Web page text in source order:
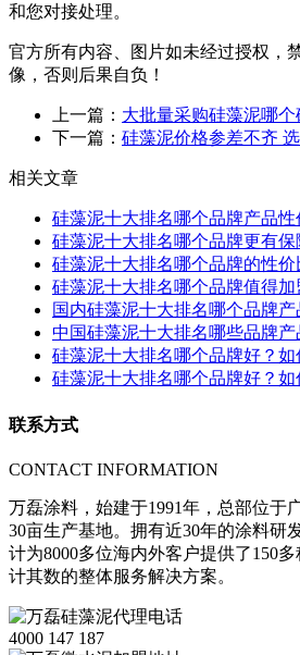
和您对接处理。
官方所有内容、图片如未经过授权，
像，否则后果自负！
上一篇： 大批量采购硅藻泥哪
下一篇： 硅藻泥价格参差不齐
相关文章
硅藻泥十大排名哪个品牌产品性
硅藻泥十大排名哪个品牌更有保
硅藻泥十大排名哪个品牌的性价
硅藻泥十大排名哪个品牌值得加
国内硅藻泥十大排名哪个品牌产
中国硅藻泥十大排名哪些品牌产
硅藻泥十大排名哪个品牌好？如
硅藻泥十大排名哪个品牌好？如
联系方式
CONTACT INFORMATION
万磊涂料，始建于1991年，总部位于
30亩生产基地。拥有近30年的涂料研
计为8000多位海内外客户提供了150
计其数的整体服务解决方案。
4000 147 187